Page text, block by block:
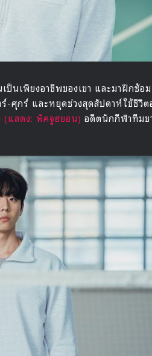
เพียงอาชีพของเขา และมาฝึกซ้อม
ศุกร์ และหยุดช่วงสุดสัปดาห์ใช้ชีวิต
แสดง: พัคจูฮยอน) อดีตนักกีฬาทีมช